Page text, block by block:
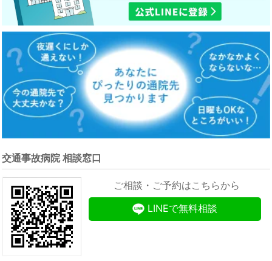
交通事故病院 相談窓口
ご相談・ご予約はこちらから
LINEで無料相談